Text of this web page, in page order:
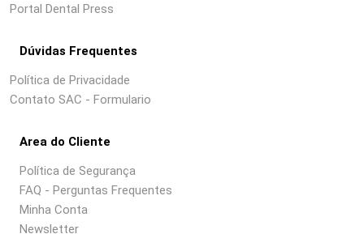
Portal Dental Press
Dúvidas Frequentes
Política de Privacidade
Contato SAC - Formulario
Area do Cliente
Política de Segurança
FAQ - Perguntas Frequentes
Minha Conta
Newsletter